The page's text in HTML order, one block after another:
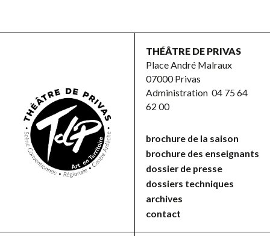
THÉÂTRE DE PRIVAS
Place André Malraux
07000 Privas
Administration 04 75 64
62 00
brochure de la saison
brochure des enseignants
dossier de presse
dossiers techniques
archives
contact